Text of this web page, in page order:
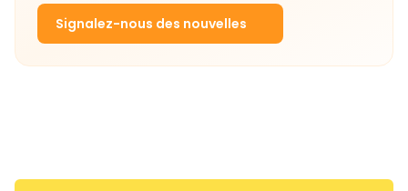
Signalez-nous des nouvelles